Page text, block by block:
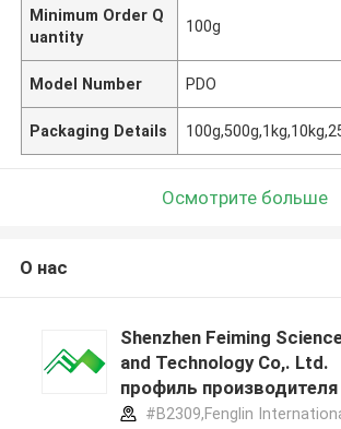
Minimum Order Q
uantity
100g
Model Number PDO
Packaging Details
Осмотрите больше
О нас
Shenzhen Feiming
and Technology Co,. Ltd.
профиль производителя
#B2309,Fenglin